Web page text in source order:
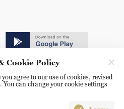
All Rights Reserved. 16A
100040
Cookie Policy
agree to our use of cookies, revised
can change your cookie settings